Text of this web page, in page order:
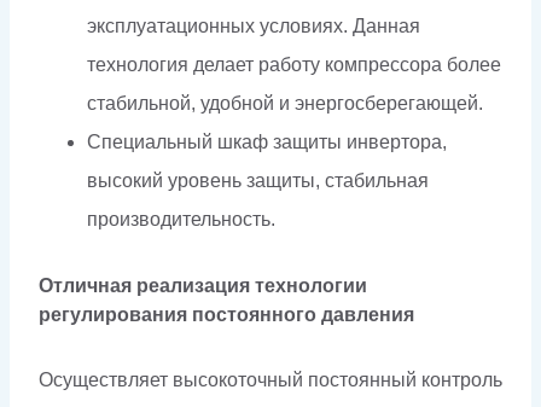
эксплуатационных условиях. Данная
технология делает работу компрессора более
стабильной, удобной и энергосберегающей.
Специальный шкаф защиты инвертора,
высокий уровень защиты, стабильная
производительность.
Отличная реализация технологии
регулирования постоянного давления
Осуществляет высокоточный постоянный контроль